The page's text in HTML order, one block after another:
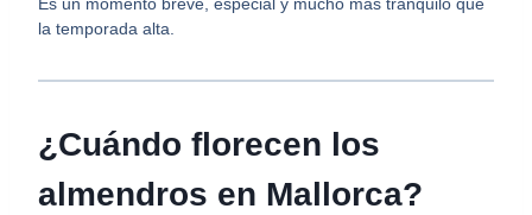
Es un momento breve, especial y mucho más tranquilo que
la temporada alta.
¿Cuándo florecen los
almendros en Mallorca?